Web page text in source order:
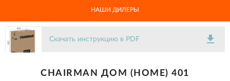
НАШИ ДИЛЕРЫ
Скачать инструкцию в PDF get_app
CHAIRMAN ДОМ (HOME) 401